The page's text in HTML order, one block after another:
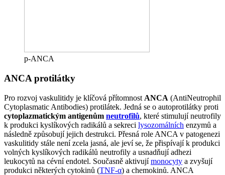
p-ANCA
ANCA protilátky
Pro rozvoj vaskulitidy je klíčová přítomnost ANCA (AntiNeutrophil
Cytoplasmatic Antibodies) protilátek. Jedná se o autoprotilátky proti
cytoplazmatickým antigenům neutrofilů, které stimulují neutrofily
k produkci kyslíkových radikálů a sekreci lysozomálních enzymů a
následně způsobují jejich destrukci. Přesná role ANCA v patogenezi
vaskulitidy stále není zcela jasná, ale jeví se, že přispívají k produkci
volných kyslíkových radikálů neutrofily a usnadňují adhezi
leukocytů na cévní endotel. Současně aktivujímonocyty a zvyšují
produkci některých cytokinů (TNF-α) a chemokinů. ANCA